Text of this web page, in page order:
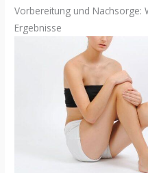
Vorbereitung und Nachsorge:
Ergebnisse